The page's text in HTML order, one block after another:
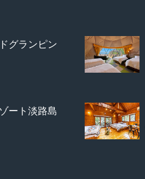
グランピン
ート淡路島